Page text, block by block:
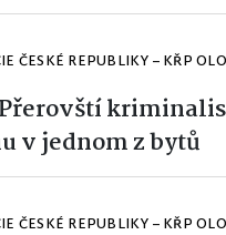
ČESKÉ REPUBLIKY – KŘP
Přerovští
v jednom z bytů
ČESKÉ REPUBLIKY – KŘP